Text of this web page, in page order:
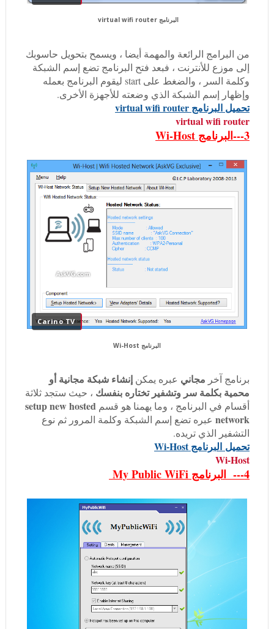
البرنامج virtual wifi router
من البرامج الرائعة والمهمة أيضا ، ويسمح بتحويل حاسوبك
إلى موزع للأنترنت ، فبعد فتح البرنامج تضع إسم الشبكة
وكلمة السر ، والضغط على start ليقوم البرنامج بعمله
وإظهار إسم الشبكة الذي وضعته للأجهزة الأخرى.
تحميل البرنامج virtual wifi router
virtual wifi router
3---البرنامج Wi-Host
Carino TV
البرنامج Wi-Host
برنامج آخر مجاني عبره يمكن إنشاء شبكة مجانية أو
محمية بكلمة سر وتشفير تختاره بنفسك ، حيث ستجد ثلاثة
أقسام في البرنامج ، وما يهمنا هو قسم setup new hosted
networkعبره تضع إسم الشبكة وكلمة المرور ثم نوع
التشفير الذي تريده.
تحميل البرنامج Wi-Host
Wi-Host
4--- البرنامج My Public WiFi